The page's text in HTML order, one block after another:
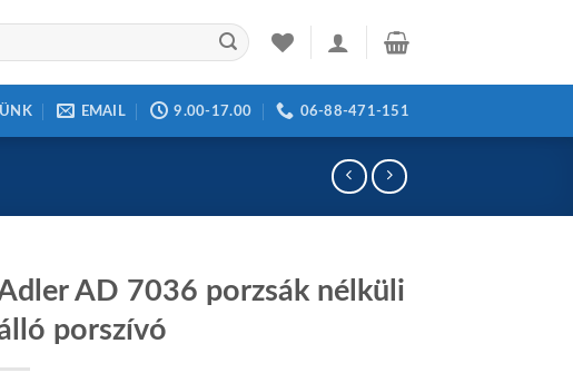
EMAIL 9.00-17.00 06-88-471-151
AD 7036 porzsák nélküli
porszívó